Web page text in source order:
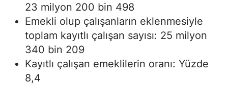
23 milyon 200 bin 498
Emekli olup çalışanların eklenmesiyle
toplam kayıtlı çalışan sayısı: 25 milyon
340 bin 209
Kayıtlı çalışan emeklilerin oranı: Yüzde
8,4